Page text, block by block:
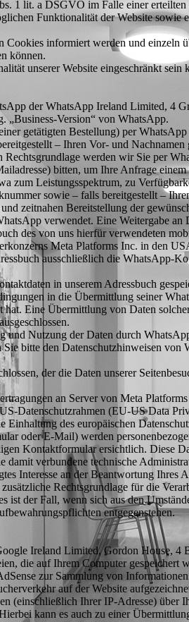
1 lit. a DSGVO im Falle einer
Funktionalität der Website
Cookies informiert werden und einzeln
können.
unserer Website eingeschränkt sein
der WhatsApp Ireland Limited, 4
Version“ von WhatsApp.
getätigten Bestellung) per
– Ihren Vor- und
werden wir Sie per
bitten, um Ihre Anfrage
zum Leistungsspektrum, zu
sowie – falls bereitgestellt –
zeitnahen Bereitstellung der
verwendet. Eine Weitergabe an
des von uns hierfür verwendeten
Meta Platforms Inc. in den
ausschließlich die WhatsApp-
in unserem Adressbuch
in die Übermittlung seiner
Eine Übermittlung von Daten
Nutzung der Daten durch
bitte den Datenschutzhinweisen von
der die Daten unserer
an Server von Meta
Datenschutzrahmen (EU-US Data
Einhaltung des europäischen
oder E-Mail) werden
Kontaktformular ersichtlich. Diese
verbundene technische
Interesse an der Beantwortung
Rechtsgrundlage für die
der Fall, wenn sich aus den
entgegenstehen.
Ireland Limited, Gordon House,
die auf Ihrem Computer gespeichert
zur Sammlung von
auf der Website
(einschließlich Ihrer IP-Adresse) über
kann es auch zu einer